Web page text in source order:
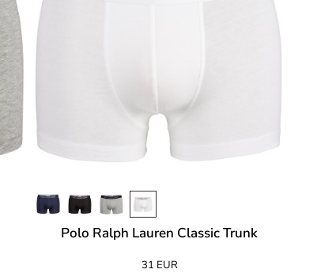
Polo Ralph Lauren Classic Trunk
31 EUR